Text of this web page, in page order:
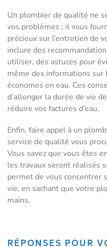
Un plombier de qualité ne
vos problèmes ; il vous
précieux sur l’entretien de
inclure des
utiliser, des astuces pour
même des informations sur
économes en eau. Ces
d’allonger la durée de vie
réduire vos factures d’eau.
Enfin, faire appel à un
service de qualité vous
Vous savez que vous êtes
les travaux seront réalisés
permet de vous concentrer
vie, en sachant que votre
mains.